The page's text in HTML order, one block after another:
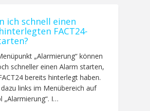
ich schnell einen
FACT24-
„Alarmierung“ können
schneller einen Alarm starten,
bereits hinterlegt haben.
dazu links im Menübereich auf
„Alarmierung“. I…